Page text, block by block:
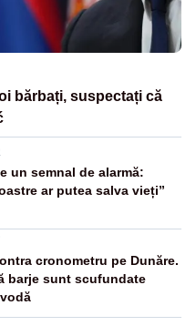
bărbați, suspectați că
un semnal de alarmă:
ar putea salva vieți”
cronometru pe Dunăre.
barje sunt scufundate